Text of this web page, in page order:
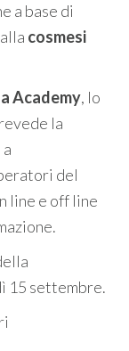
a base di
cosmesi
Academy, lo
la
del
line e off line
15 settembre.